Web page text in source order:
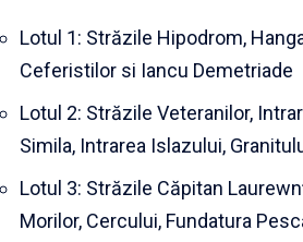
Lotul 1: Străzile Hipodrom,
Ceferistilor si Iancu Demetriade
Lotul 2: Străzile Veteranilor,
Simila, Intrarea Islazului,
Lotul 3: Străzile Căpitan
Morilor, Cercului, Fundatura